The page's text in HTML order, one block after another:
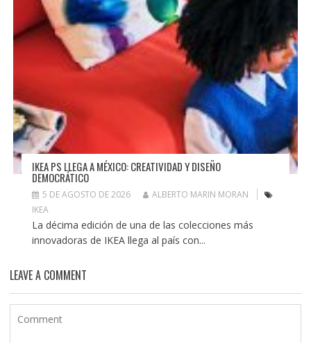
IKEA PS LLEGA A MÉXICO: CREATIVIDAD Y DISEÑO
DEMOCRÁTICO
5 DE AGOSTO DE 2026
ALBERTO MARIN MORAN
IKEA
La décima edición de una de las colecciones más
innovadoras de IKEA llega al país con...
LEAVE A COMMENT